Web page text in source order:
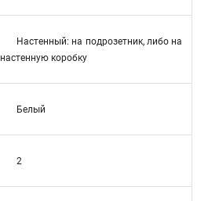
Настенный: на подрозетник, либо на
настенную коробку
Белый
2